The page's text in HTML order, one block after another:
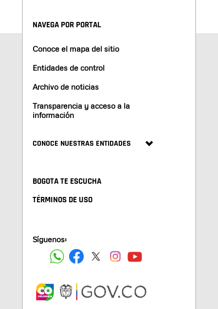
NAVEGA POR PORTAL
Conoce el mapa del sitio
Entidades de control
Archivo de noticias
Transparencia y acceso a la
información
CONOCE NUESTRAS ENTIDADES
BOGOTA TE ESCUCHA
TÉRMINOS DE USO
Síguenos: